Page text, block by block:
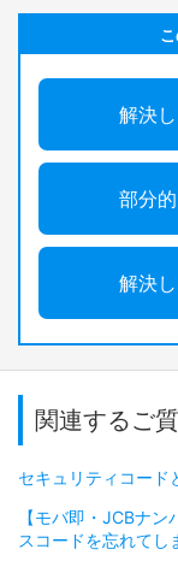
解決
部分
解決
関連するご
セキュリティコード
【モバ即・JCBナ
スコードを忘れてし